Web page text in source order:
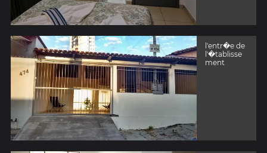
l'entr�e de
l'�tablisse
ment